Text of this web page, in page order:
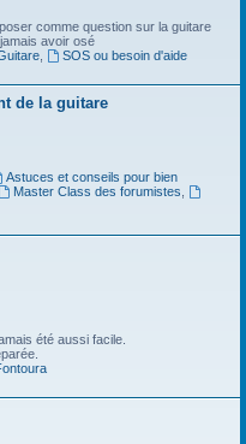
comme question sur la guitare
avoir osé
,
SOS ou besoin d'aide
de la guitare
Astuces et conseils pour bien
Master Class des forumistes
été aussi facile.